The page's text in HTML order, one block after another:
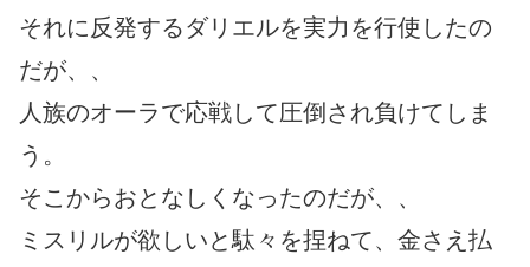
それに反発するダリエルを実力を行使したの
だが、、
人族のオーラで応戦して圧倒され負けてしま
う。
そこからおとなしくなったのだが、、
ミスリルが欲しいと駄々を捏ねて、金さえ払